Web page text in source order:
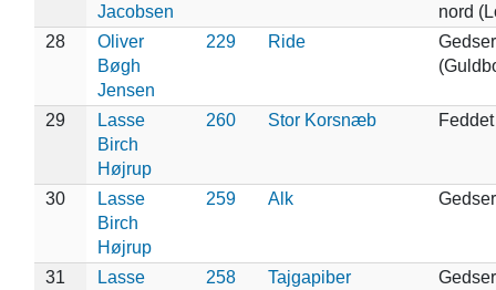
Jacobsen
nord
28
Oliver
Bøgh
Jensen
229 Ride
29
Lasse
Birch
Højrup
260 Stor Korsnæb Feddet
30
Lasse
Birch
Højrup
259 Alk
31
Lasse
258 Tajgapiber